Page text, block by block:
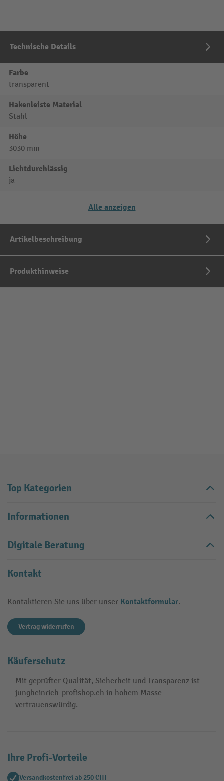
Technische Details
Farbe
transparent
Hakenleiste Material
Stahl
Höhe
3030 mm
Lichtdurchlässig
ja
Alle anzeigen
Artikelbeschreibung
Produkthinweise
Top Kategorien
Informationen
Digitale Beratung
Kontakt
Kontaktieren Sie uns über unser Kontaktformular.
Vertrag widerrufen
Käuferschutz
Mit geprüfter Qualität, Sicherheit und Transparenz ist
jungheinrich-profishop.ch in hohem Masse
vertrauenswürdig.
Ihre Profi-Vorteile
Versandkostenfrei ab 250 CHF